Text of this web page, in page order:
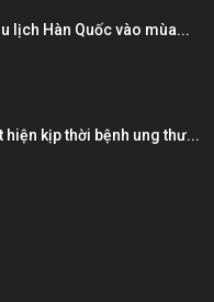
lịch Hàn Quốc vào mùa...
hiện kịp thời bệnh ung thư...